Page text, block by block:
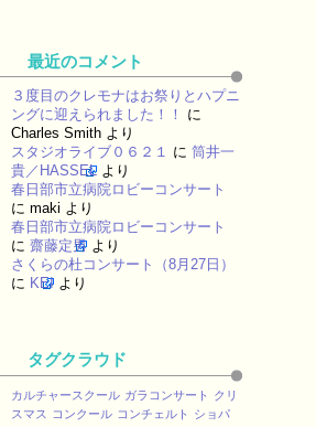
最近のコメント
３度目のクレモナはお祭りとハプニ
ングに迎えられました！！
に
Charles Smith より
スタジオライブ０６２１ に 筒井一
貴／HASSEL より
春日部市立病院ロビーコンサート
に maki より
春日部市立病院ロビーコンサート
に 齋藤定男 より
さくらの杜コンサート（8月27日）
に KEI より
タグクラウド
カルチャースクール ガラコンサート
クリ
スマス
コンクール コンチェルト
ショパ